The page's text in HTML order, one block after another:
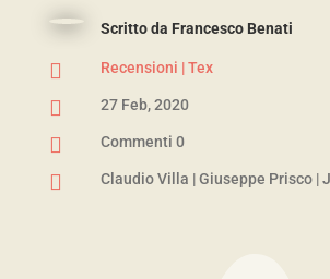
Scritto da Francesco Benati
 Recensioni |Tex
 27 Feb, 2020
 Commenti 0
 Claudio Villa |Giuseppe Prisco|